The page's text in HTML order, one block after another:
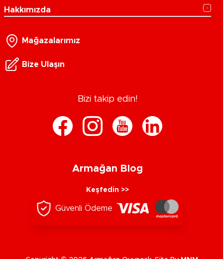
Hakkımızda
Mağazalarımız
Bize Ulaşın
Bizi takip edin!
Armağan Blog
Keşfedin >>
Güvenli Ödeme